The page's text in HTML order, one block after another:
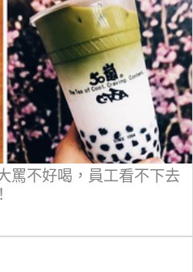
罵不好喝，員工看不下去